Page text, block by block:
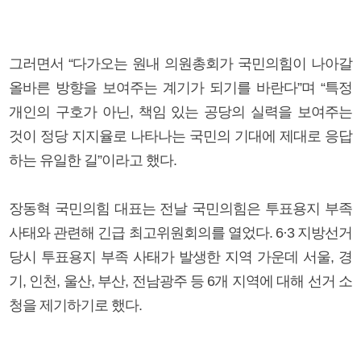
그러면서 “다가오는 원내 의원총회가 국민의힘이 나아갈
올바른 방향을 보여주는 계기가 되기를 바란다”며 “특정
개인의 구호가 아닌, 책임 있는 공당의 실력을 보여주는
것이 정당 지지율로 나타나는 국민의 기대에 제대로 응답
하는 유일한 길”이라고 했다.
장동혁 국민의힘 대표는 전날 국민의힘은 투표용지 부족
사태와 관련해 긴급 최고위원회의를 열었다. 6·3 지방선거
당시 투표용지 부족 사태가 발생한 지역 가운데 서울, 경
기, 인천, 울산, 부산, 전남광주 등 6개 지역에 대해 선거 소
청을 제기하기로 했다.